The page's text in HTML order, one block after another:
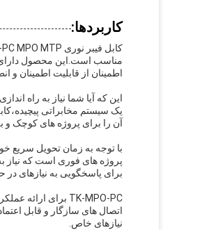
کاربردها:
اطمینان از قابلیت اطمینان و
این که آیا شما نیاز به راه
آن را برای پروژه های کوچک و
برای پاسخگویی به نیازهای در
اتصال های سازگار و قابل
نیازهای خاص.